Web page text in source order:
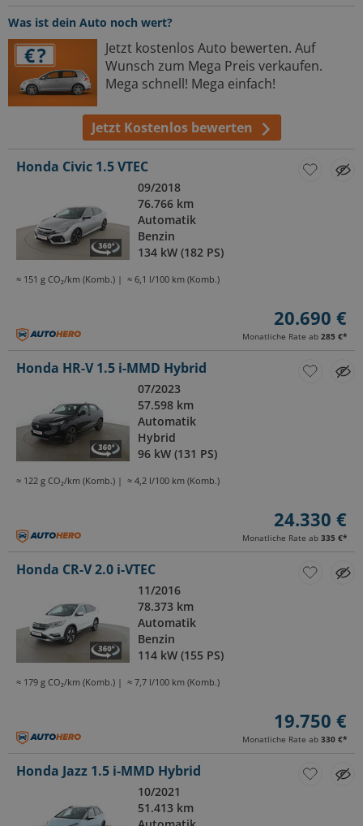
Was ist dein Auto noch wert?
Jetzt kostenlos Auto bewerten. Auf
Wunsch zum Mega Preis verkaufen.
Mega schnell! Mega einfach!
Jetzt Kostenlos bewerten
Honda Civic 1.5 VTEC
09/2018
76.766 km
Automatik
Benzin
134 kW (182 PS)
≈ 151 g CO₂/km (Komb.) ≈ 6,1 l/100 km (Komb.)
20.690 €
Monatliche Rate ab 285 €*
Honda HR-V 1.5 i-MMD Hybrid
07/2023
57.598 km
Automatik
Hybrid
96 kW (131 PS)
≈ 122 g CO₂/km (Komb.) ≈ 4,2 l/100 km (Komb.)
24.330 €
Monatliche Rate ab 335 €*
Honda CR-V 2.0 i-VTEC
11/2016
78.373 km
Automatik
Benzin
114 kW (155 PS)
≈ 179 g CO₂/km (Komb.) ≈ 7,7 l/100 km (Komb.)
19.750 €
Monatliche Rate ab 330 €*
Honda Jazz 1.5 i-MMD Hybrid
10/2021
51.413 km